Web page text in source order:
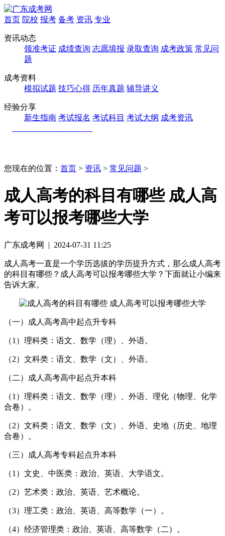
首页 院校 报考 备考 资讯 专业
资讯动态
领准考证 成绩查询 志愿填报 录取查询 成考政策 常见问
题
成考资料
模拟试题 技巧心得 历年真题 辅导讲义
经验分享
新生指南 考试报名 考试科目 考试大纲 成考资讯
您现在的位置： 首页 > 资讯 > 常见问题 >
成人高考的科目有哪些 成人高
考可以报考哪些大学
广东成考网 | 2024-07-31 11:25
成人高考一直是一个学历选拔的学历提升方式，那么成人高考
的科目有哪些？成人高考可以报考哪些大学？下面就让小编来
告诉大家。
（一）成人高考高中起点升专科
（1）理科类：语文、数学（理）、外语。
（2）文科类：语文、数学（文）、外语。
（二）成人高考高中起点升本科
（1）理科类：语文、数学（理）、外语、理化（物理、化学
合卷）。
（2）文科类：语文、数学（文）、外语、史地（历史、地理
合卷）。
（三）成人高考专科起点升本科
（1）文史、中医类：政治、英语、大学语文。
（2）艺术类：政治、英语、艺术概论。
（3）理工类：政治、英语、高等数学（一）。
（4）经济管理类：政治、英语、高等数学（二）。